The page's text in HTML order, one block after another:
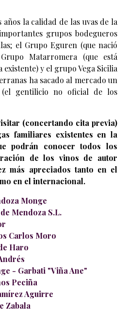
la calidad de las uvas de la
grupos bodegueros
el Grupo Eguren (que nació
Matarromera (que está
y el grupo Vega Sicilia
ha sacado al mercado un
(el gentilicio no oficial de los
(concertando cita previa)
familiares existentes en la
podrán conocer todos los
de los vinos de autor
más apreciados tanto en el
en el internacional.
Monge
Mendoza S.L.
Carlos Moro
Haro
- Garbati "Viña Ane"
Peciña
Aguirre
Zabala